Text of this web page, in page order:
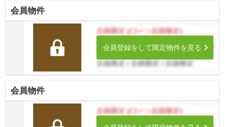
会員物件
会員登録をして限定物件を見る
会員物件